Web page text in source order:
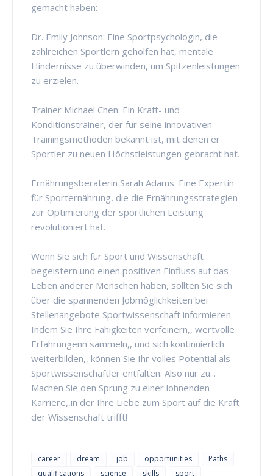
gemacht haben:
Dr. Emily Johnson: Eine Sportpsychologin, die
zahlreichen Sportlern geholfen hat, mentale
Hindernisse zu überwinden, um Spitzenleistungen
zu erzielen.
Trainer Michael Chen: Ein Kraft- und
Konditionstrainer, der für seine innovativen
Trainingsmethoden bekannt ist, mit denen er
Sportler zu neuen Höchstleistungen gebracht hat.
Ernährungsberaterin Sarah Adams: Eine Expertin
für Sporternährung, die die Ernährungsstrategien
zur Optimierung der sportlichen Leistung
revolutioniert hat.
Wenn Sie sich für Sport und Wissenschaft
begeistern und einen positiven Einfluss auf das
Leben anderer Menschen haben, sollten Sie sich
über die spannenden Jobmöglichkeiten bei
Stellenangebote Sportwissenschaft informieren.
Indem Sie Ihre Fähigkeiten verfeinern,, wertvolle
Erfahrungenn sammeln,, und sich kontinuierlich
weiterbilden,, können Sie Ihr volles Potential als
Sportwissenschaftler entfalten. Also nur zu...
Machen Sie den Sprung zu einer lohnenden
Karriere,,in der Ihre Liebe zum Sport auf die Kraft
der Wissenschaft trifft!
career dream job opportunities
Paths
qualifications
science skills sport